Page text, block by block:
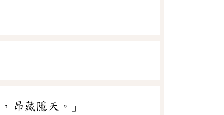
，昂藏隱天。」